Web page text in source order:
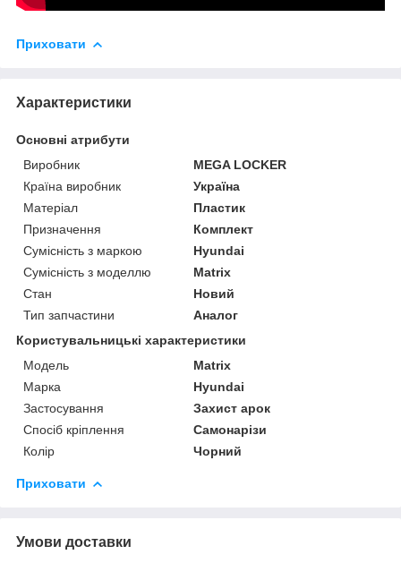
Приховати
Характеристики
Основні атрибути
Виробник
MEGA LOCKER
Країна виробник
Україна
Матеріал
Пластик
Призначення
Комплект
Сумісність з маркою
Hyundai
Сумісність з моделлю
Matrix
Стан
Новий
Тип запчастини
Аналог
Користувальницькі характеристики
Мoдель
Matrix
Марка
Hyundai
Застосування
Захист арок
Спосіб кріплення
Самонарізи
Колір
Чорний
Приховати
Умови доставки